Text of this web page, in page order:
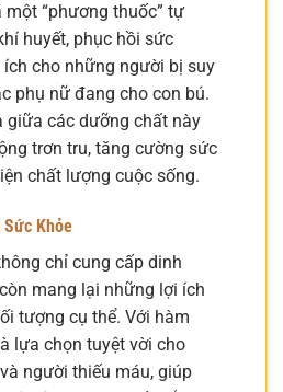
“phương thuốc” tự
huyết, phục hồi sức
ích cho những người bị suy
phụ nữ đang cho con bú.
giữa các dưỡng chất này
trơn tru, tăng cường sức
chất lượng cuộc sống.
Khỏe
chỉ cung cấp dinh
mang lại những lợi ích
tượng cụ thể. Với hàm
lựa chọn tuyệt vời cho
người thiếu máu, giúp